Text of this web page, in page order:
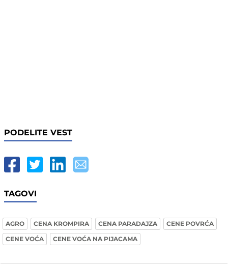
PODELITE VEST
TAGOVI
AGRO CENA KROMPIRA CENA PARADAJZA
CENE POVRĆA
CENE VOĆA
CENE VOĆA NA PIJACAMA